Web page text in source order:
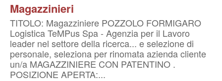
Magazzinieri
TITOLO: Magazziniere POZZOLO FORMIGARO
Logistica TeMPus Spa - Agenzia per il Lavoro
leader nel settore della ricerca... e selezione di
personale, seleziona per rinomata azienda cliente
un/a MAGAZZINIERE CON PATENTINO .
POSIZIONE APERTA:...